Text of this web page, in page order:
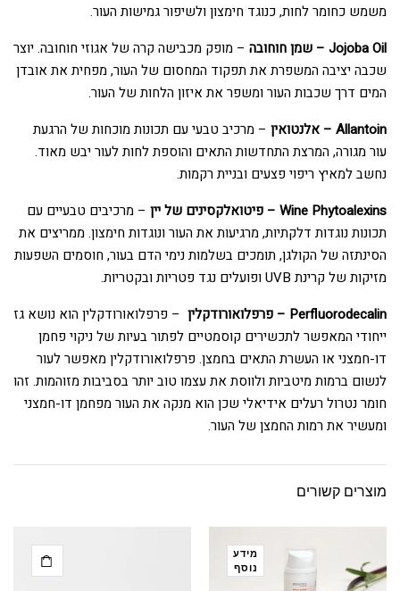
משמש כחומר לחות, כנוגד חימצון ולשיפור גמישות העור.
Jojoba Oil – שמן חוחובה
– מופק מכבישה קרה של אגוזי חוחובה. יוצר
שכבה יציבה המשפרת את תפקוד המחסום של העור, מפחית את אובדן
המים דרך שכבות העור ומשפר את איזון הלחות של העור.
Allantoin – אלנטואין
– מרכיב טבעי עם תכונות מוכחות של הרגעת
עור מגורה, המרצת התחדשות התאים והוספת לחות לעור יבש מאוד.
נחשב למאיץ ריפוי פצעים ובניית רקמות.
Wine Phytoalexins – פיטואלקסינים של יין
– מרכיבים טבעיים עם
תכונות נוגדות דלקתיות, מרגיעות את העור ונוגדות חימצון. ממריצים את
הסינתזה של הקולגן, תומכים בשלמות נימי הדם בעור, חוסמים השפעות
מזיקות של קרינת UVB ופועלים נגד פטריות ובקטריות.
Perfluorodecalin – פרפלואורודקלין
– פרפלואורודקלין הוא נושא גז
ייחודי המאפשר לתכשירים קוסמטיים לפתור בעיות של ניקוי פחמן
דו-חמצני או העשרת התאים בחמצן. פרפלואורודקלין מאפשר לעור
לנשום ברמות מיטביות ולווסת את עצמו טוב יותר בסביבות מזוהמות. זהו
חומר נטרול רעלים אידיאלי שכן הוא מנקה את העור מפחמן דו-חמצני
ומעשיר את רמות החמצן של העור.
מוצרים קשורים
מידע
נוסף